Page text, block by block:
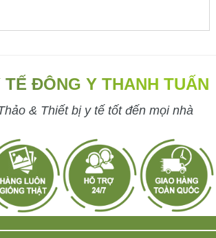
TẾ ĐÔNG Y THANH TUẤN
& Thiết bị y tế tốt đến mọi nhà